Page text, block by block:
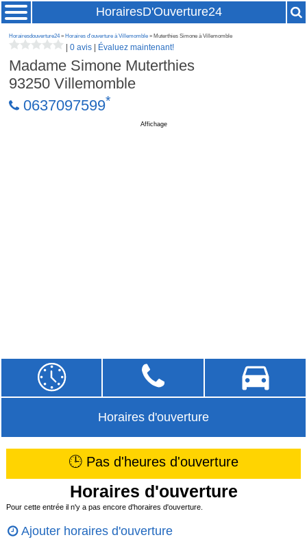
HorairesD'Ouverture24
Horairesdouverture24» Horaires d'ouverture à Villemomble » Muterthies Simone à Villemomble
|0 avis Évaluez maintenant!
Madame Simone Muterthies
93250Villemomble
0637097599*
Affichage
Horaires d'ouverture
🕒 Pas d'heures d'ouverture
Horaires d'ouverture
Pour cette entrée il n'y a pas encore d'horaires d'ouverture.
Ajouter horaires d'ouverture